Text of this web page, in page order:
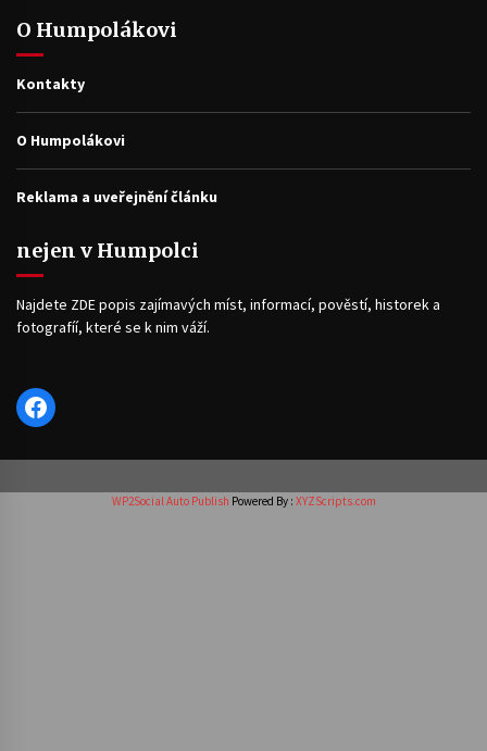
O Humpolákovi
Kontakty
O Humpolákovi
Reklama a uveřejnění článku
nejen v Humpolci
Najdete ZDE popis zajímavých míst, informací, pověstí, historek a
fotografíí, které se k nim váží.
Facebook
WP2Social Auto Publish Powered By : XYZScripts.com